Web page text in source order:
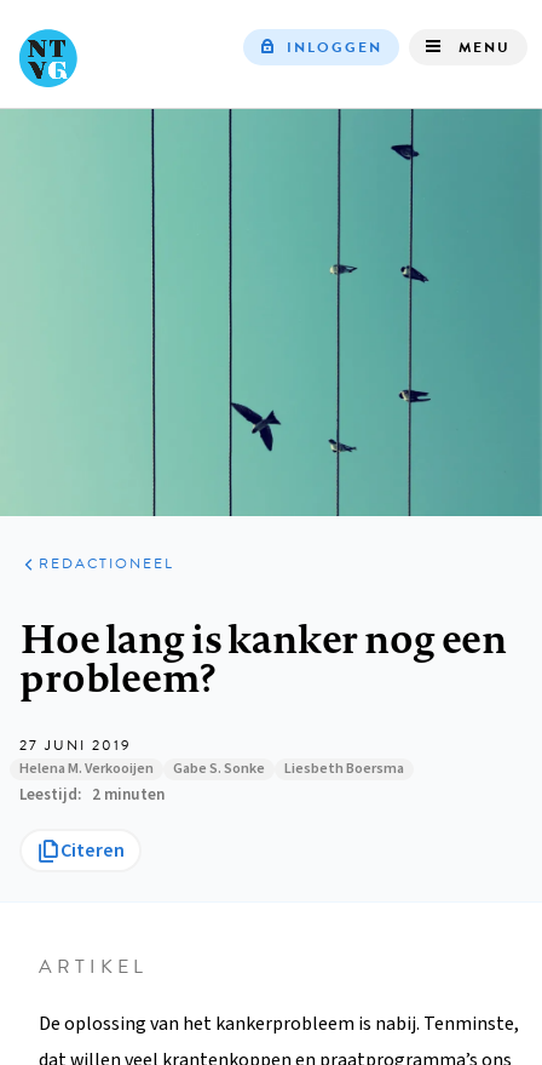
navigation
INLOGGEN MENU
ARTIKELEN
OPINIE
REDACTIONEEL
Hoe lang is kanker nog een
probleem?
27 JUNI 2019
Helena M. Verkooijen Gabe S. Sonke Liesbeth Boersma
Leestijd 2 minuten
Citeren
ARTIKEL
De oplossing van het kankerprobleem is nabij. Tenminste,